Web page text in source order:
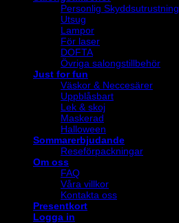
Personlig Skyddsutrustning
Utsug
Lampor
För laser
DOFTA
Övriga salongstillbehör
Just for fun
Väskor & Neccesärer
Uppblåsbart
Lek & skoj
Maskerad
Halloween
Sommarerbjudande
Reseförpackningar
Om oss
FAQ
Våra villkor
Kontakta oss
Presentkort
Logga in